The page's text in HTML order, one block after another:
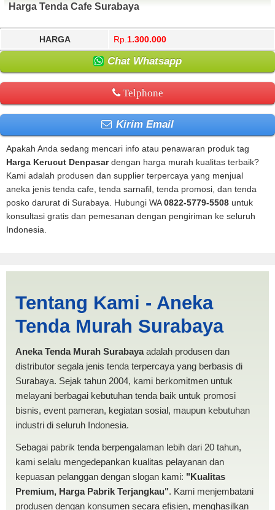
Harga Tenda Cafe Surabaya
HARGA Rp. 1.300.000
Chat Whatsapp
Telphone
Kirim Email
Apakah Anda sedang mencari info atau penawaran produk tag
Harga Kerucut Denpasardengan harga murah kualitas terbaik?
Kami adalah produsen dan supplier terpercaya yang menjual
aneka jenis tenda cafe, tenda sarnafil, tenda promosi, dan tenda
posko darurat di Surabaya. Hubungi WA0822-5779-5508 untuk
konsultasi gratis dan pemesanan dengan pengiriman ke seluruh
Indonesia.
PRODUKSI ANEKA TENDA
MURAH
Tentang Kami - Aneka
Tenda Murah Surabaya
Aneka Tenda Murah Surabayaadalah produsen dan
distributor segala jenis tenda terpercaya yang berbasis di
Surabaya. Sejak tahun 2004, kami berkomitmen untuk
melayani berbagai kebutuhan tenda baik untuk promosi
bisnis, event pameran, kegiatan sosial, maupun kebutuhan
industri di seluruh Indonesia.
Sebagai pabrik tenda berpengalaman lebih dari 20 tahun,
kami selalu mengedepankan kualitas pelayanan dan
kepuasan pelanggan dengan slogan kami: "Kualitas
Premium, Harga Pabrik Terjangkau". Kami menjembatani
produsen dengan konsumen secara efisien, menghasilkan